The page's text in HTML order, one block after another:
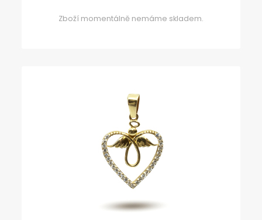
Zboží momentálně nemáme skladem.